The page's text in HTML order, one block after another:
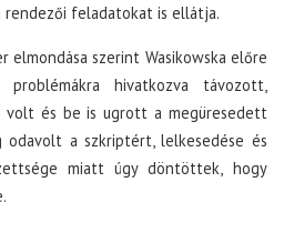
feladatokat is ellátja.
elmondása szerint Wasikowska előre
hivatkozva távozott,
volt és be is ugrott a megüresedett
odavolt a szkriptért, lelkesedése és
miatt úgy döntöttek, hogy